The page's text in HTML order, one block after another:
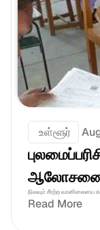
உள்ளூர்
நிலவும் சீரற்ற வானிலையை
Read More